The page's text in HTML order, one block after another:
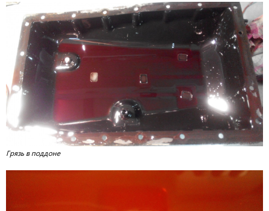
Грязь в поддоне